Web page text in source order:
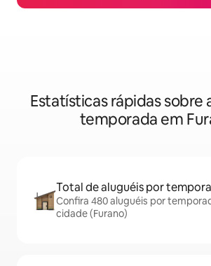
Estatísticas rápidas sobre
temporada em
Total de aluguéis por
Confira 480 aluguéis por
cidade (Furano)